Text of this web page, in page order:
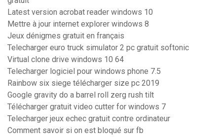
Latest version acrobat reader windows 10
Mettre à jour internet explorer windows 8
Jeux dénigmes gratuit en français
Telecharger euro truck simulator 2 pc gratuit softonic
Virtual clone drive windows 10 64
Telecharger logiciel pour windows phone 7.5
Rainbow six siege télécharger size pc 2019
Google gravity do a barrel roll zerg rush tilt
Télécharger gratuit video cutter for windows 7
Telecharger jeux echec gratuit contre ordinateur
Comment savoir si on est bloqué sur fb